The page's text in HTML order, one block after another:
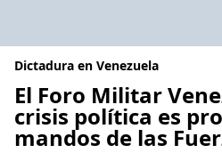
Dictadura en Venezuela
El Foro Militar
crisis política es
mandos de las